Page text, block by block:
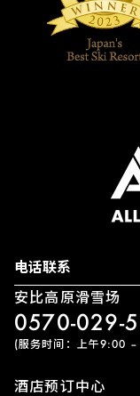
电话联系
安比高原滑雪场
0570-029-
(服务时间：上午9:00
酒店预订中心